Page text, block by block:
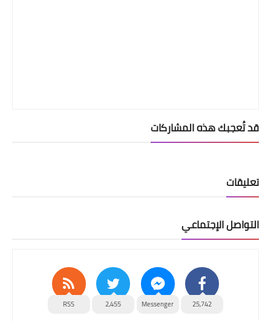
قد تُعجبك هذه المشاركات
تعليقات
التواصل الإجتماعي
25,742
Messenger
2,455
RSS